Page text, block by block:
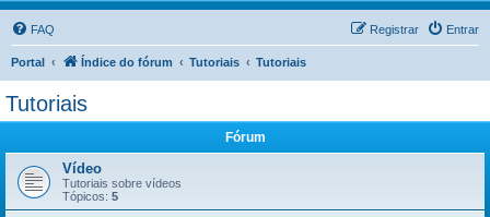
FAQ Entrar
Registrar
Portal Índice do fórum Tutoriais Tutoriais
Tutoriais
Fórum
Vídeo
Tutoriais sobre vídeos
Tópicos: 5